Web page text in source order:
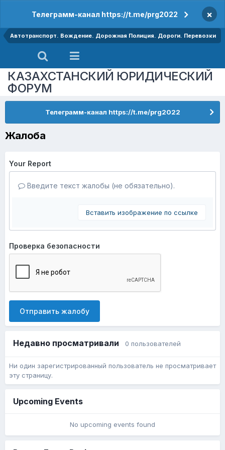
Телеграмм-канал https://t.me/prg2022 ×
Автотранспорт. Вождение. Дорожная Полиция. Дороги. Перевозки
КАЗАХСТАНСКИЙ ЮРИДИЧЕСКИЙ
ФОРУМ
Телеграмм-канал https://t.me/prg2022
Жалоба
Your Report
Введите текст жалобы (не обязательно).
Вставить изображение по ссылке
Проверка безопасности
Отправить жалобу
Недавно просматривали 0 пользователей
Ни один зарегистрированный пользователь не просматривает
эту страницу.
Upcoming Events
No upcoming events found